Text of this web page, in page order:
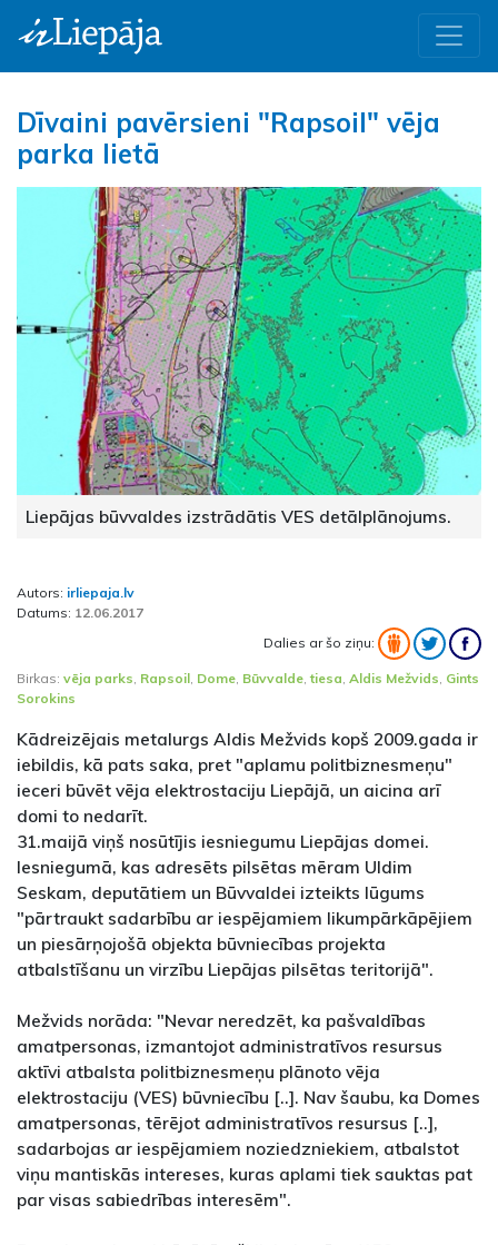
Dīvaini pavērsieni "Rapsoil" vēja
parka lietā
Liepājas būvvaldes izstrādātis VES detālplānojums.
Autors: irliepaja.lv
Datums: 12.06.2017
Dalies ar šo ziņu:
Birkas: vēja parks, Rapsoil, Dome, Būvvalde,tiesa, Aldis Mežvids, Gints
Sorokins
Kādreizējais metalurgs Aldis Mežvids kopš 2009.gada ir
iebildis, kā pats saka, pret "aplamu politbiznesmeņu"
ieceri būvēt vēja elektrostaciju Liepājā, un aicina arī
domi to nedarīt.
31.maijā viņš nosūtījis iesniegumu Liepājas domei.
Iesniegumā, kas adresēts pilsētas mēram Uldim
Seskam, deputātiem un Būvvaldei izteikts lūgums
"pārtraukt sadarbību ar iespējamiem likumpārkāpējiem
un piesārņojošā objekta būvniecības projekta
atbalstīšanu un virzību Liepājas pilsētas teritorijā".
Mežvids norāda: "Nevar neredzēt, ka pašvaldības
amatpersonas, izmantojot administratīvos resursus
aktīvi atbalsta politbiznesmeņu plānoto vēja
elektrostaciju (VES) būvniecību [..]. Nav šaubu, ka Domes
amatpersonas, tērējot administratīvos resursus [..],
sadarbojas ar iespējamiem noziedzniekiem, atbalstot
viņu mantiskās intereses, kuras aplami tiek sauktas pat
par visas sabiedrības interesēm".